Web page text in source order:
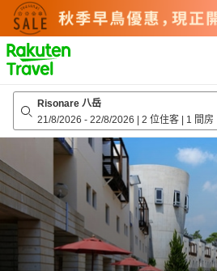
to
top
page
Risonare 八岳
21/8/2026 - 22/8/2026 | 2 位住客 | 1 間房